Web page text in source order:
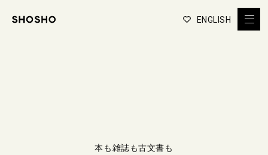
ENGLISH
本も雑誌も古文書も